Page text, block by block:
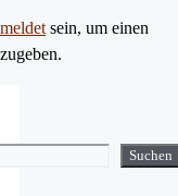
sein, um einen
Suchen